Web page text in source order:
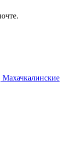
Махачкалинские